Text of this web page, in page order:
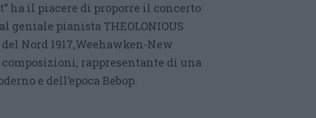
ha il piacere di proporre il concerto
geniale pianista THEOLONIOUS
Nord 1917,Weehawken-New
composizioni, rappresentante di una
e dell’epoca Bebop.